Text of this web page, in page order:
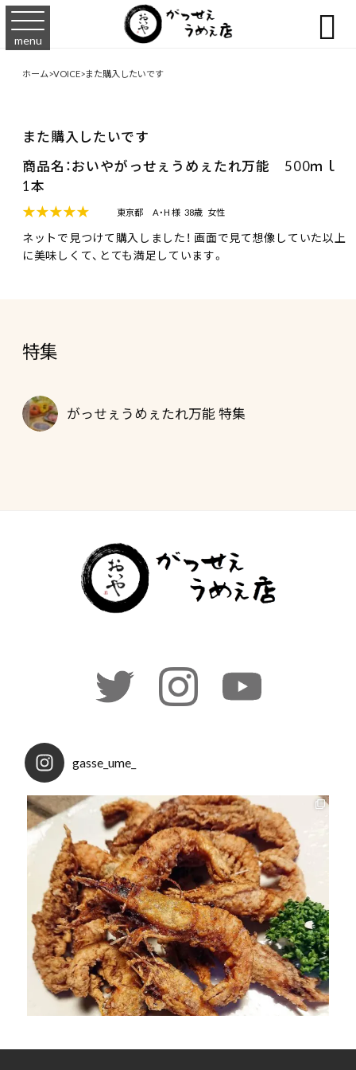
menu 
ホーム>VOICE>また購入したいです
また購入したいです
商品名：おいやがっせぇうめぇたれ万能 500ｍｌ
1本
★★★★★
東京都 A・H 様 38歳 女性
ネットで見つけて購入しました！ 画面で見て想像していた以上
に美味しくて、とても満足しています。
特集
がっせぇうめぇたれ万能 特集
gasse_ume_